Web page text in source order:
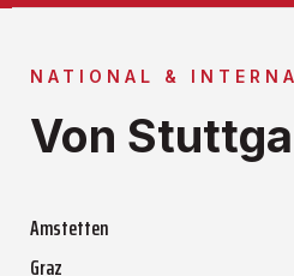
NATIONAL &
Von
Amstetten
Graz